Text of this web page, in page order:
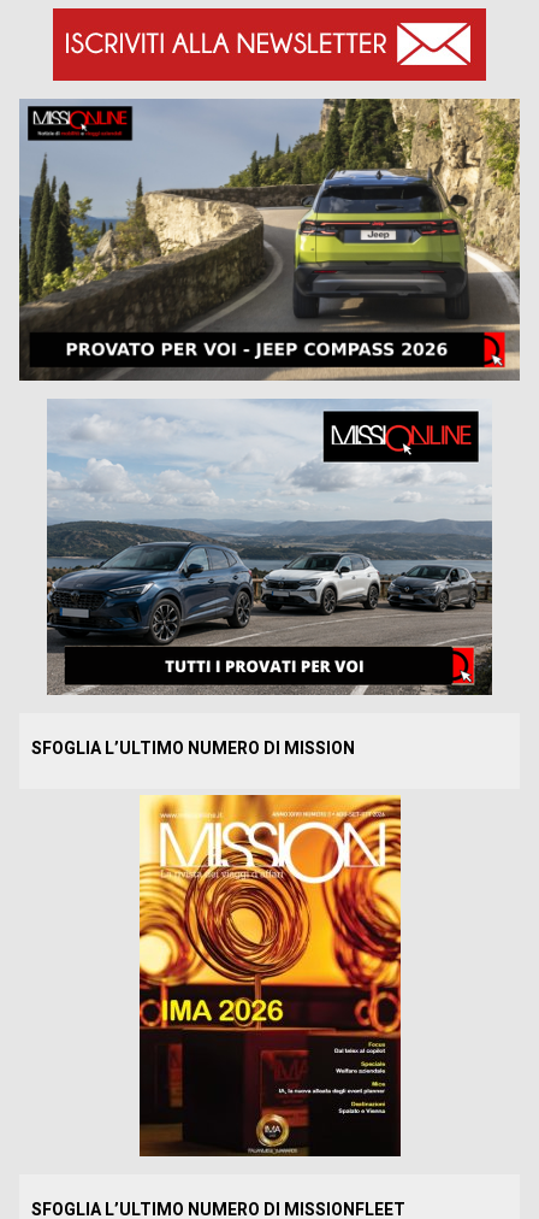
SFOGLIA L’ULTIMO NUMERO DI MISSION
SFOGLIA L’ULTIMO NUMERO DI MISSIONFLEET